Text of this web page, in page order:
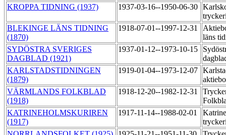
KROPPA TIDNING (1937)
1937-03-16--1950-06-30
BLEKINGE LÄNS TIDNING
(1870)
1918-07-01--1997-12-31
läns
SYDÖSTRA SVERIGES
DAGBLAD (1921)
1937-01-12--1973-10-15
KARLSTADSTIDNINGEN
(1879)
1919-01-04--1973-12-07
VÄRMLANDS FOLKBLAD
(1918)
1918-12-20--1982-12-31
KATRINEHOLMSKURIREN
(1917)
1917-11-14--1988-02-01